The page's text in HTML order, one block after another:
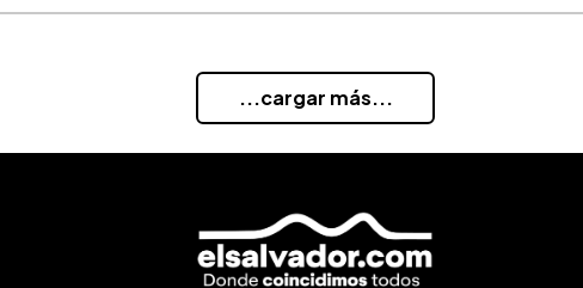
...cargar más...